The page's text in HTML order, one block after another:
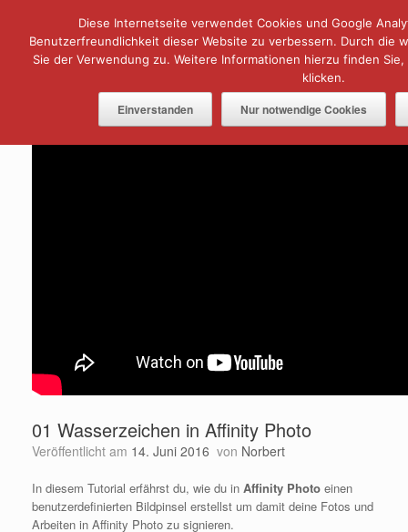
springen
Menü
01 Wasserzeichen in Affinity Photo
Veröffentlicht am 14. Juni 2016 von Norbert
In diesem Tutorial erfährst du, wie du in Affinity Photo einen
benutzerdefinierten Bildpinsel erstellst um damit deine Fotos und
Arbeiten in Affinity Photo zu signieren.
Diese Internetseite verwendet Cookies und Google
Benutzerfreundlichkeit dieser Website zu verbessern. Durch die
Sie der Verwendung zu. Weitere Informationen hierzu finden
klicken.
Einverstanden Nur notwendige Cookies